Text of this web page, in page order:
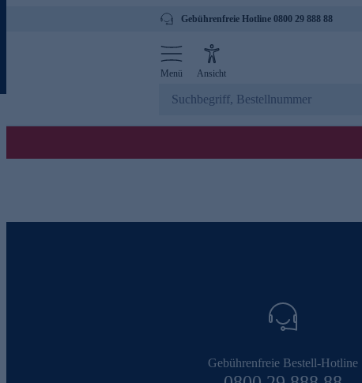
Gebührenfreie Hotline 0800 29 888 88
Menü Ansicht
Gebührenfreie Bestell-Hotline